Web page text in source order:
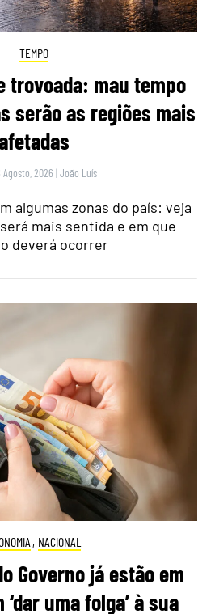
TEMPO
trovoada: mau tempo
serão as regiões mais
2026 |João Luís
algumas zonas do país: veja
mais sentida e em que
deverá ocorrer
, NACIONAL
Governo já estão em
uma folga’ à sua